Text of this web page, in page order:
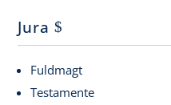
Jura
Fuldmagt
Testamente